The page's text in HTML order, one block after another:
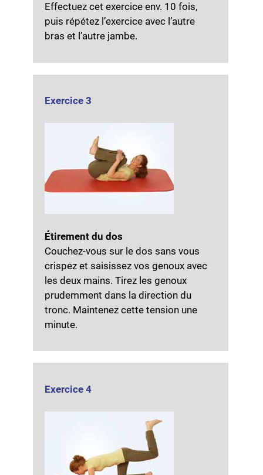
Effectuez cet exercice env. 10 fois,
puis répétez l’exercice avec l’autre
bras et l’autre jambe.
Exercice 3
Étirement du dos
Couchez-vous sur le dos sans vous
crispez et saisissez vos genoux avec
les deux mains. Tirez les genoux
prudemment dans la direction du
tronc. Maintenez cette tension une
minute.
Exercice 4